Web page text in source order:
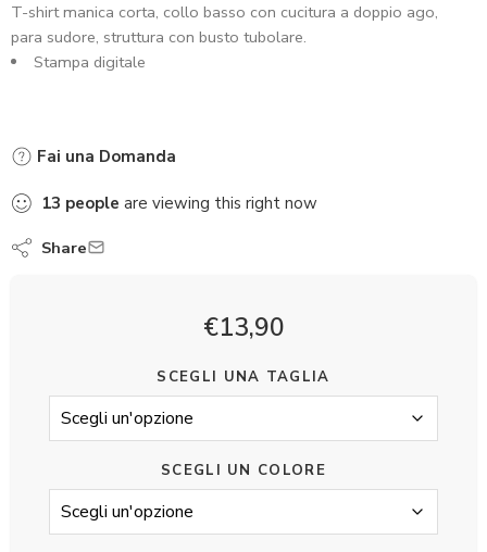
T-shirt manica corta, collo basso con cucitura a doppio ago,
para sudore, struttura con busto tubolare.
Stampa digitale
Fai una Domanda
13 people are viewing this right now
Share
€13,90
SCEGLI UNA TAGLIA
SCEGLI UN COLORE